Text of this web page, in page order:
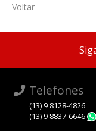
Voltar
Telefones
(13) 9 8128-4826
(13) 9 8837-6646